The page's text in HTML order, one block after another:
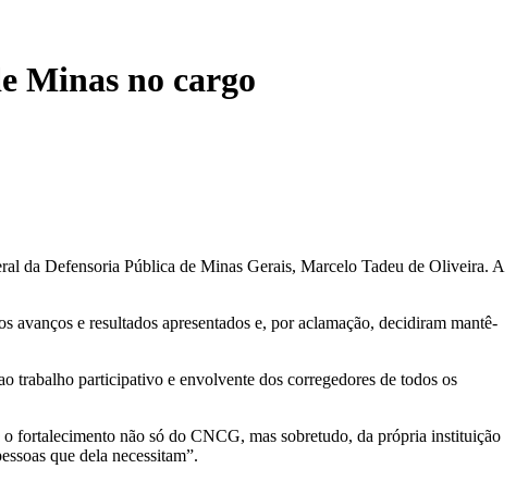
Minas no cargo
da Defensoria Pública de Minas Gerais, Marcelo Tadeu de Oliveira. A
e resultados apresentados e, por aclamação, decidiram mantê-
trabalho participativo e envolvente dos corregedores de todos os
fortalecimento não só do CNCG, mas sobretudo, da própria instituição
que dela necessitam”.